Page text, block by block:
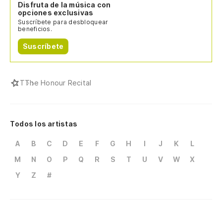
Disfruta de la música con
opciones exclusivas
Suscríbete para desbloquear
beneficios.
Suscríbete
TThe Honour Recital
Todos los artistas
A B C D E F G H I J K
L
M
N O P Q R S T U V W
X
Y
Z #